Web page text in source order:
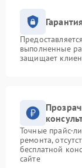
выполненные
защищает
Точные прайс-
ремонта,
бесплатной
сайте